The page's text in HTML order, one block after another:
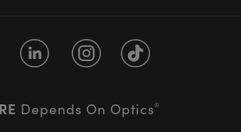
Depends On Optics®